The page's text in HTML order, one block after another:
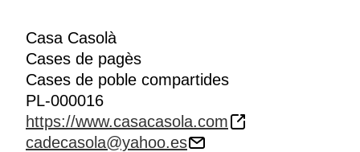
Casa Casolà
Cases de pagès
Cases de poble compartides
PL-000016
https://www.casacasola.com
cadecasola@yahoo.es